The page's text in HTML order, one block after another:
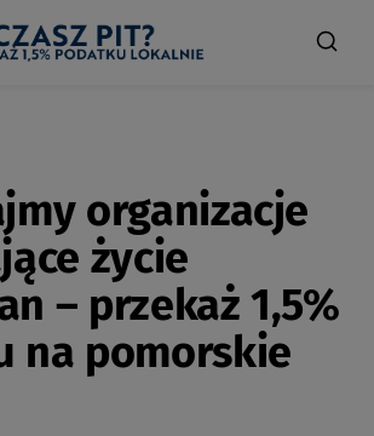
organizacje
życie
– przekaż 1,5%
na pomorskie